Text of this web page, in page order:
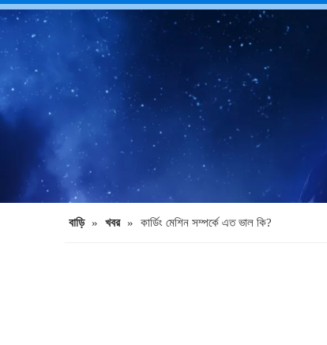
বাড়ি » খবর » কার্ডিং মেশিন সম্পর্কে এত ভাল কি?